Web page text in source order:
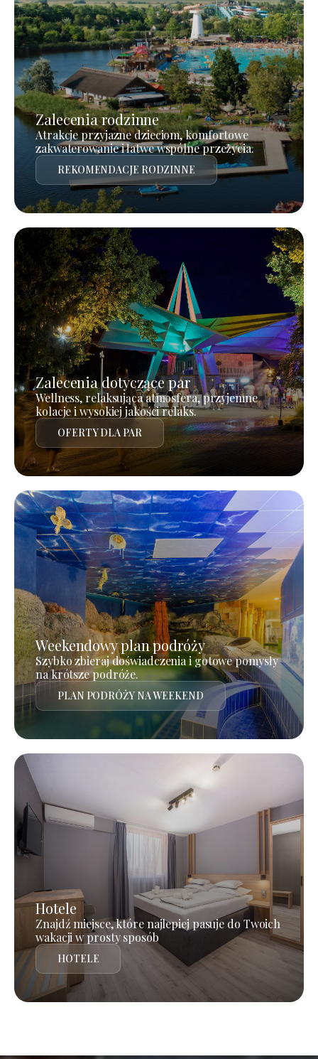
Zalecenia rodzinne
Atrakcje przyjazne dzieciom, komfortowe
zakwaterowanie i łatwe wspólne przeżycia.
REKOMENDACJE RODZINNE
Zalecenia dotyczące par
Wellness, relaksująca atmosfera, przyjemne
kolacje i wysokiej jakości relaks.
OFERTY DLA PAR
Weekendowy plan podróży
Szybko zbieraj doświadczenia i gotowe pomysły
na krótsze podróże.
PLAN PODRÓŻY NA WEEKEND
Hotele
Znajdź miejsce, które najlepiej pasuje do Twoich
wakacji w prosty sposób
HOTELE